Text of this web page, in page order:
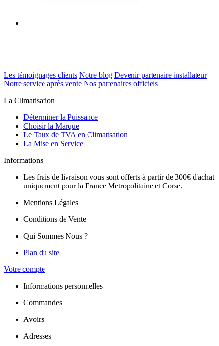
Les témoignages clients Notre blog Devenir partenaire installateur
Notre service après vente Nos partenaires officiels
La Climatisation
Déterminer la Puissance
Choisir la Marque
Le Taux de TVA en Climatisation
La Mise en Service
Informations
Les frais de livraison vous sont offerts à partir de 300€ d'achat
uniquement pour la France Metropolitaine et Corse.
Mentions Légales
Conditions de Vente
Qui Sommes Nous ?
Plan du site
Votre compte
Informations personnelles
Commandes
Avoirs
Adresses